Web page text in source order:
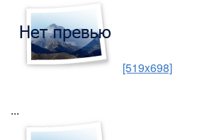
[519x698]
...